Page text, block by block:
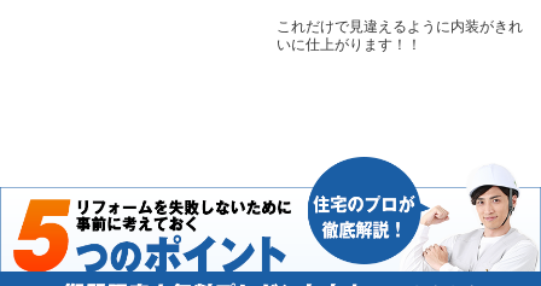
これだけで見違えるように内装がきれ
いに仕上がります！！